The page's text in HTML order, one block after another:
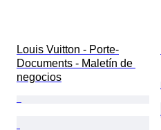
Louis Vuitton - Porte-
Documents - Maletín de
negocios